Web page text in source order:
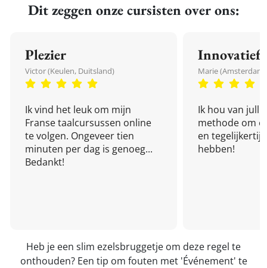
Dit zeggen onze cursisten over ons:
Plezier
Victor (Keulen, Duitsland)
Ik vind het leuk om mijn
Franse taalcursussen online
te volgen. Ongeveer tien
minuten per dag is genoeg...
Bedankt!
Innovatief
Marie
Ik hou van
methode om
en
hebben!
Heb je een slim ezelsbruggetje om deze regel te
onthouden? Een tip om fouten met 'Événement' te